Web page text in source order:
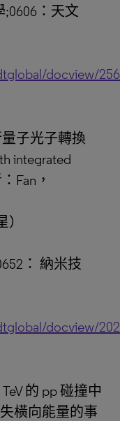
：天文
docview/
子光子轉換
integrated
Fan，
： 納米技
docview/
的 pp 碰撞中
橫向能量的事